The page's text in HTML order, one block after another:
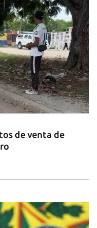
de venta de